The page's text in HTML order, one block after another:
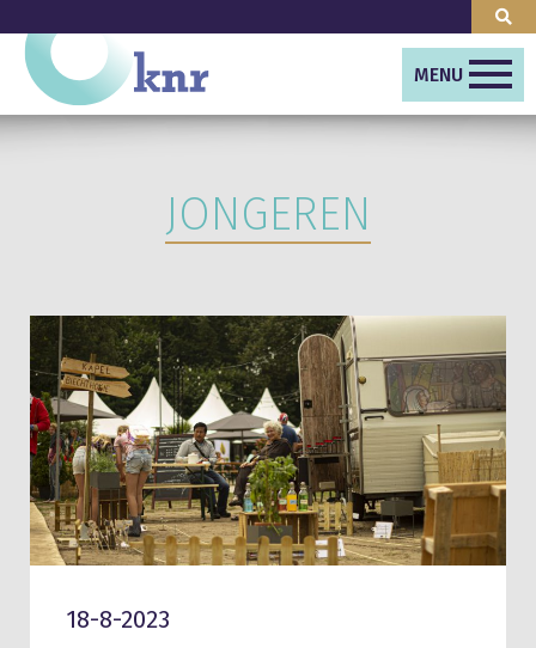
MENU
JONGEREN
18-8-2023